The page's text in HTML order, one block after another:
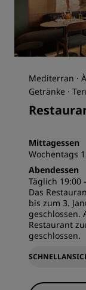
Mediterran ·
Getränke ·
Mittagessen
Wochentags
Abendessen
Täglich 19:00
Das
bis zum 3.
geschlossen.
Restaurant
geschlossen.